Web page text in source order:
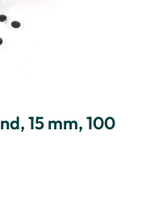
15 mm, 100